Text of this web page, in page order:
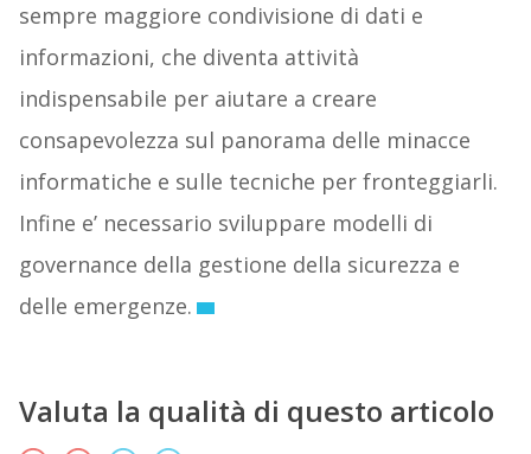
sempre maggiore condivisione di dati e
informazioni, che diventa attività
indispensabile per aiutare a creare
consapevolezza sul panorama delle minacce
informatiche e sulle tecniche per fronteggiarli.
Infine e’ necessario sviluppare modelli di
governance della gestione della sicurezza e
delle emergenze.
Valuta la qualità di questo articolo